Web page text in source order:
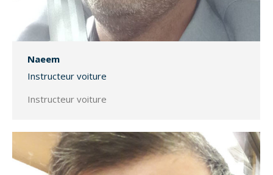
Naeem
Instructeur voiture
Instructeur voiture